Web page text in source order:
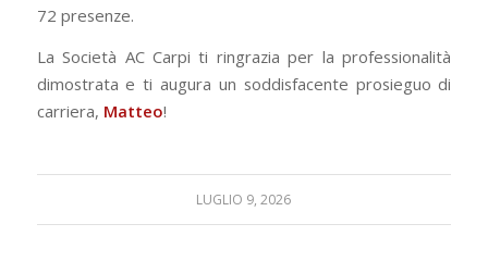
72 presenze.
La Società AC Carpi ti ringrazia per la professionalità
dimostrata e ti augura un soddisfacente prosieguo di
carriera, Matteo!
LUGLIO 9, 2026